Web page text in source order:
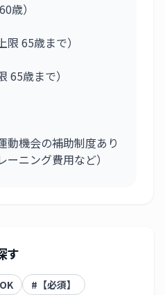
歳）
65歳まで）
65歳まで）
動機会の補助制度あり
ーニング費用など）
す
# 【必須】